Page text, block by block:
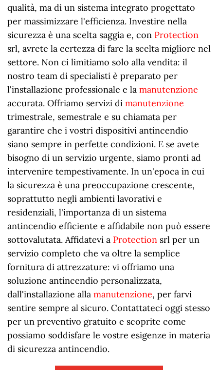
qualità, ma di un sistema integrato progettato
per massimizzare l'efficienza. Investire nella
sicurezza è una scelta saggia e, con Protection
srl, avrete la certezza di fare la scelta migliore nel
settore. Non ci limitiamo solo alla vendita: il
nostro team di specialisti è preparato per
l'installazione professionale e la manutenzione
accurata. Offriamo servizi di manutenzione
trimestrale, semestrale e su chiamata per
garantire che i vostri dispositivi antincendio
siano sempre in perfette condizioni. E se avete
bisogno di un servizio urgente, siamo pronti ad
intervenire tempestivamente. In un'epoca in cui
la sicurezza è una preoccupazione crescente,
soprattutto negli ambienti lavorativi e
residenziali, l'importanza di un sistema
antincendio efficiente e affidabile non può essere
sottovalutata. Affidatevi a Protection srl per un
servizio completo che va oltre la semplice
fornitura di attrezzature: vi offriamo una
soluzione antincendio personalizzata,
dall'installazione alla manutenzione, per farvi
sentire sempre al sicuro. Contattateci oggi stesso
per un preventivo gratuito e scoprite come
possiamo soddisfare le vostre esigenze in materia
di sicurezza antincendio.